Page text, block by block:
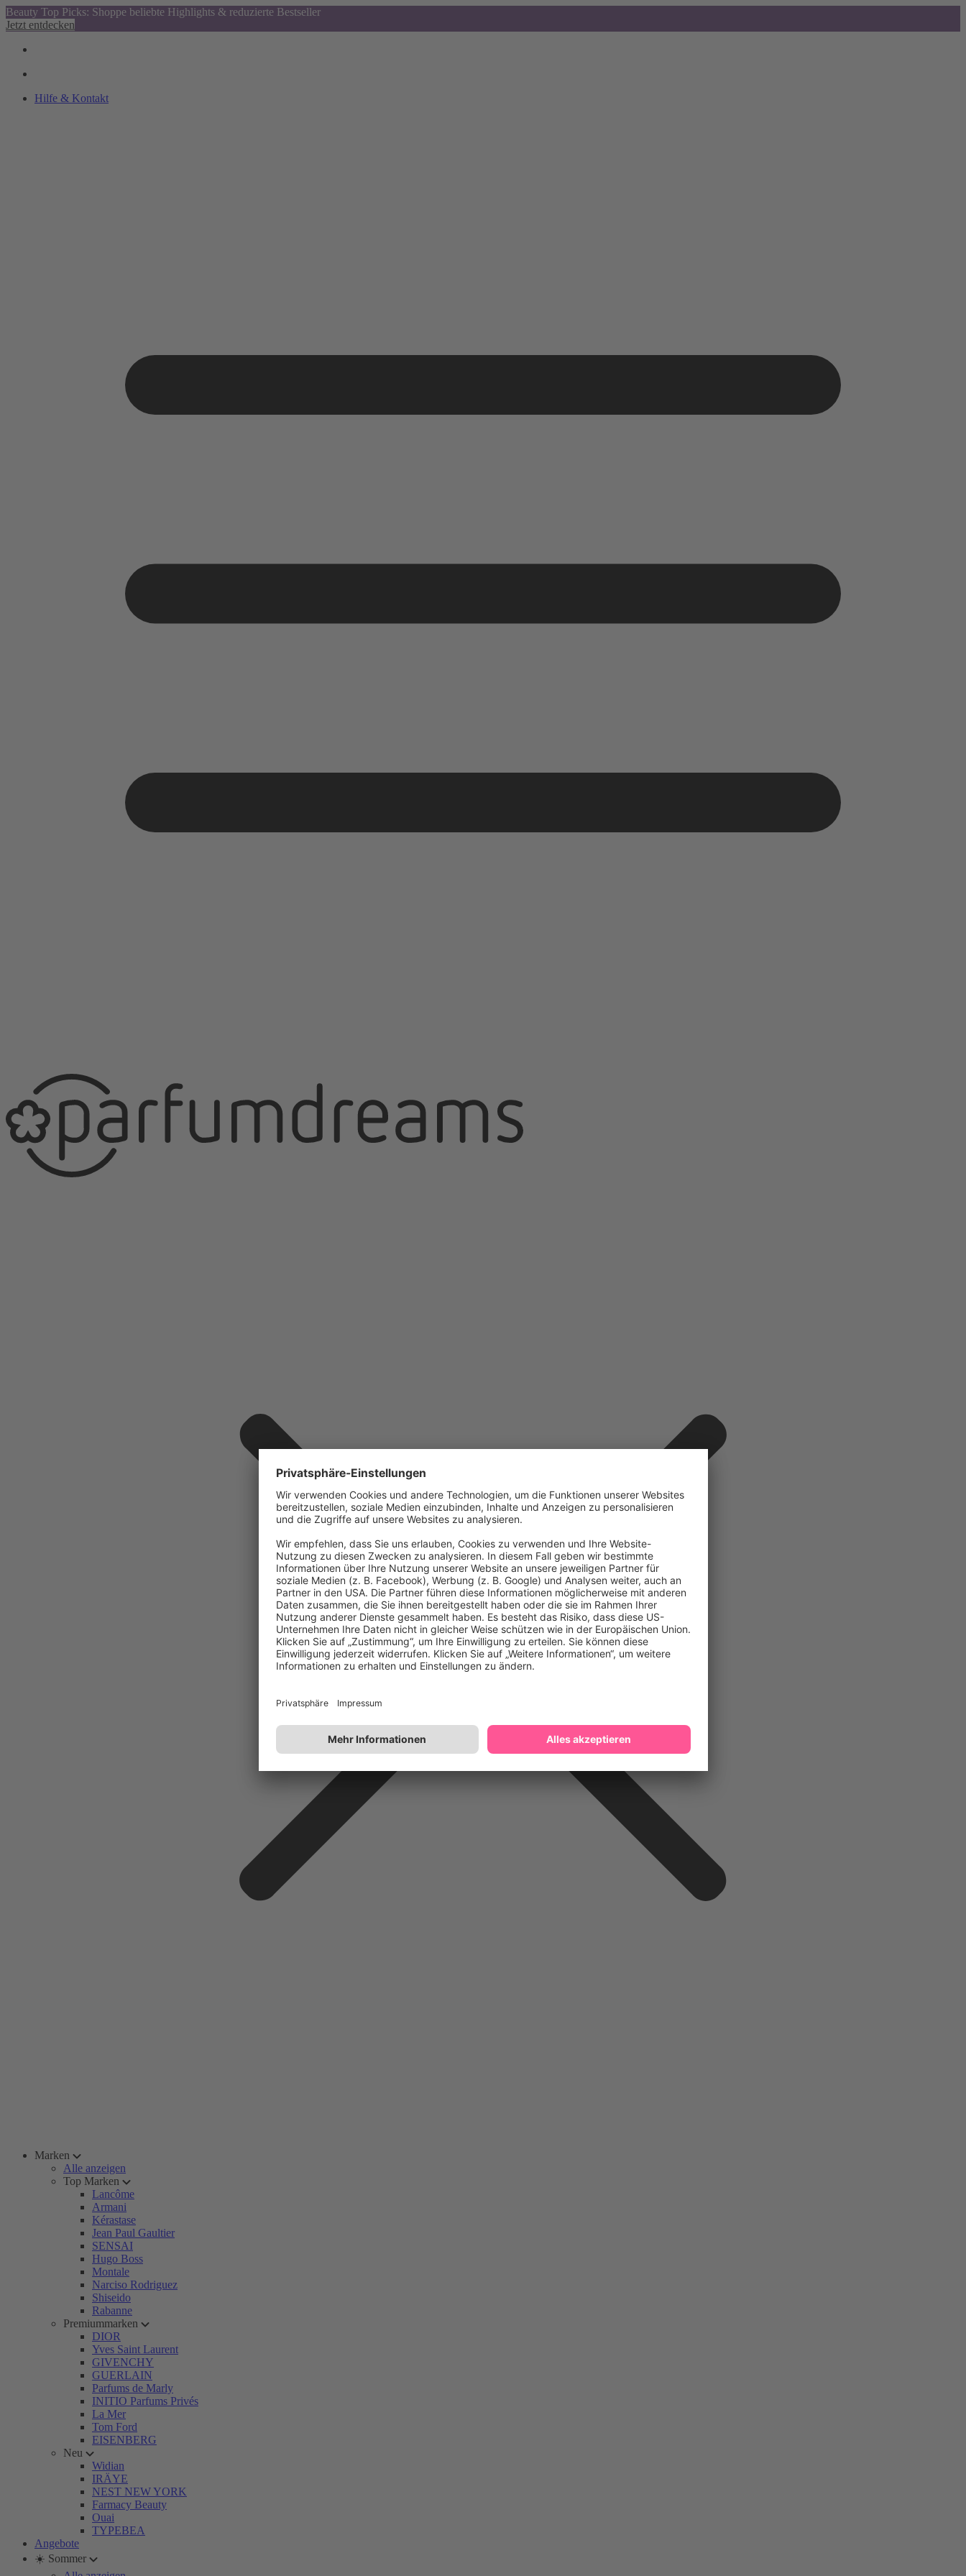
Beauty Top Picks: Shoppe beliebte Highlights & reduzierte Bestseller
Jetzt entdecken
Hilfe & Kontakt
Marken
Alle anzeigen
Top Marken
Lancôme
Armani
Kérastase
Jean Paul Gaultier
SENSAI
Hugo Boss
Montale
Narciso Rodriguez
Shiseido
Rabanne
Premiummarken
DIOR
Yves Saint Laurent
GIVENCHY
GUERLAIN
Parfums de Marly
INITIO Parfums Privés
La Mer
Tom Ford
EISENBERG
Neu
Widian
IRÄYE
NEST NEW YORK
Farmacy Beauty
Ouai
TYPEBEA
Angebote
☀️ Sommer